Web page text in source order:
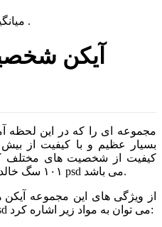
است .
آیکن
مجموعه ای را که در این لحظه
کیفیت از شخصیت های مختلف
۱۰۱ سگ خالدار، پوو، میکی موز و … با فرمت psd می باشد.
از ویژگی های این مجموعه
های کارتونی گوناگون با فرمت psd می توان به مواد زیر اشاره کرد: